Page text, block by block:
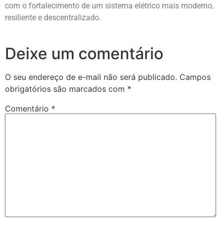
com o fortalecimento de um sistema elétrico mais moderno,
resiliente e descentralizado.
Deixe um comentário
O seu endereço de e-mail não será publicado. Campos
obrigatórios são marcados com *
Comentário *